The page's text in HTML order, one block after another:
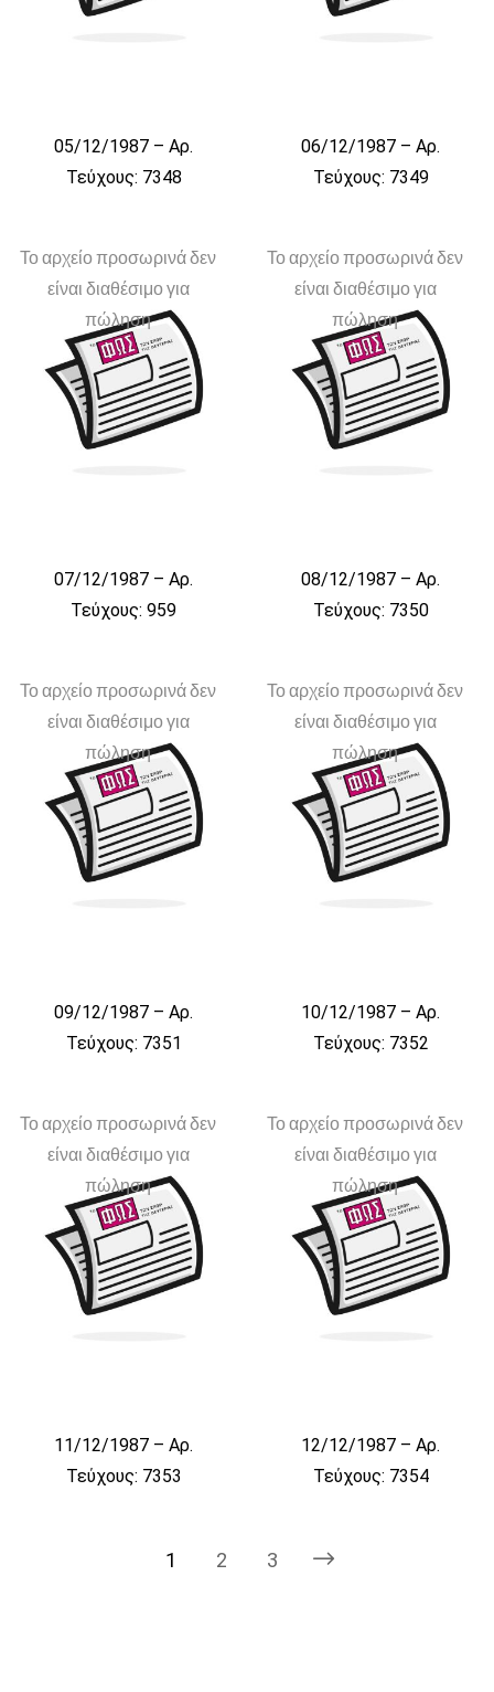
05/12/1987 – Αρ.
Τεύχους: 7348
06/12/1987 – Αρ.
Τεύχους: 7349
Το αρχείο προσωρινά δεν
είναι διαθέσιμο για
πώληση
07/12/1987 – Αρ.
Τεύχους: 959
Το αρχείο προσωρινά δεν
είναι διαθέσιμο για
πώληση
08/12/1987 – Αρ.
Τεύχους: 7350
Το αρχείο προσωρινά δεν
είναι διαθέσιμο για
πώληση
09/12/1987 – Αρ.
Τεύχους: 7351
Το αρχείο προσωρινά δεν
είναι διαθέσιμο για
πώληση
10/12/1987 – Αρ.
Τεύχους: 7352
Το αρχείο προσωρινά δεν
είναι διαθέσιμο για
πώληση
11/12/1987 – Αρ.
Τεύχους: 7353
Το αρχείο προσωρινά δεν
είναι διαθέσιμο για
πώληση
12/12/1987 – Αρ.
Τεύχους: 7354
1 2 3